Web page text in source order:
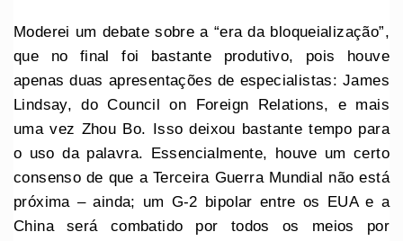
Moderei um debate sobre a “era da bloqueialização”,
que no final foi bastante produtivo, pois houve
apenas duas apresentações de especialistas: James
Lindsay, do Council on Foreign Relations, e mais
uma vez Zhou Bo. Isso deixou bastante tempo para
o uso da palavra. Essencialmente, houve um certo
consenso de que a Terceira Guerra Mundial não está
próxima – ainda; um G-2 bipolar entre os EUA e a
China será combatido por todos os meios por